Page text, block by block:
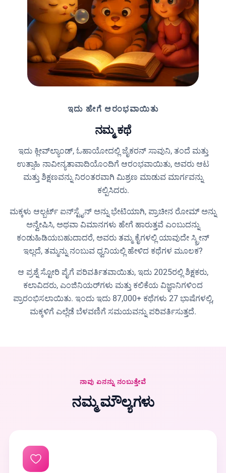
ಇದು ಹೇಗೆ ಆರಂಭವಾಯಿತು
ನಮ್ಮ ಕಥೆ
ಇದು ಕ್ಲೀವ್‌ಲ್ಯಾಂಡ್, ಓಹಾಯೋದಲ್ಲಿ ಜೈಕರನ್ ಸಾವುನಿ, ತಂದೆ ಮತ್ತು
ಉತ್ಸಾಹಿ ನಾವೀನ್ಯತಾವಾದಿಯೊಂದಿಗೆ ಆರಂಭವಾಯಿತು, ಅವರು ಆಟ
ಮತ್ತು ಶಿಕ್ಷಣವನ್ನು ನಿರಂತರವಾಗಿ ಮಿಶ್ರಣ ಮಾಡುವ ಮಾರ್ಗವನ್ನು
ಕಲ್ಪಿಸಿದರು.
ಮಕ್ಕಳು ಆಲ್ಬರ್ಟ್ ಐನ್‌ಸ್ಟೈನ್ ಅನ್ನು ಭೇಟಿಯಾಗಿ, ಪ್ರಾಚೀನ ರೋಮ್ ಅನ್ನು
ಅನ್ವೇಷಿಸಿ, ಅಥವಾ ವಿಮಾನಗಳು ಹೇಗೆ ಹಾರುತ್ತವೆ ಎಂಬುದನ್ನು
ಕಂಡುಹಿಡಿಯಬಹುದಾದರೆ, ಅವರು ತಮ್ಮ ಕೈಗಳಲ್ಲಿ ಯಾವುದೇ ಸ್ಕ್ರೀನ್
ಇಲ್ಲದೆ, ತಮ್ಮನ್ನು ನಂಬುವ ಧ್ವನಿಯಲ್ಲಿ ಹೇಳಿದ ಕಥೆಗಳ ಮೂಲಕ?
ಆ ಪ್ರಶ್ನೆ ಸ್ಟೋರಿ ಪೈಗೆ ಪರಿವರ್ತಿತವಾಯಿತು, ಇದು 2025ರಲ್ಲಿ ಶಿಕ್ಷಕರು,
ಕಲಾವಿದರು, ಎಂಜಿನಿಯರ್‌ಗಳು ಮತ್ತು ಕಲಿಕೆಯ ವಿಜ್ಞಾನಿಗಳಿಂದ
ಪ್ರಾರಂಭಿಸಲಾಯಿತು. ಇಂದು ಇದು 87,000+ ಕಥೆಗಳು 27 ಭಾಷೆಗಳಲ್ಲಿ,
ಮಕ್ಕಳಿಗೆ ಎಲ್ಲೆಡೆ ಬೆಳವಣಿಗೆ ಸಮಯವನ್ನು ಪರಿವರ್ತಿಸುತ್ತದೆ.
ನಾವು ಏನನ್ನು ನಂಬುತ್ತೇವೆ
ನಮ್ಮ ಮೌಲ್ಯಗಳು